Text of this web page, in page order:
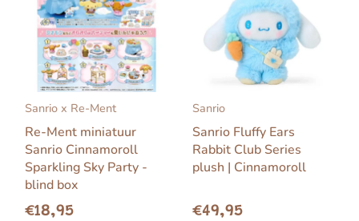
Sanrio x Re-Ment
Re-Ment miniatuur
Sanrio Cinnamoroll
Sparkling Sky Party -
blind box
€18,95
Sanrio
Sanrio Fluffy Ears
Rabbit Club Series
plush | Cinnamoroll
€49,95